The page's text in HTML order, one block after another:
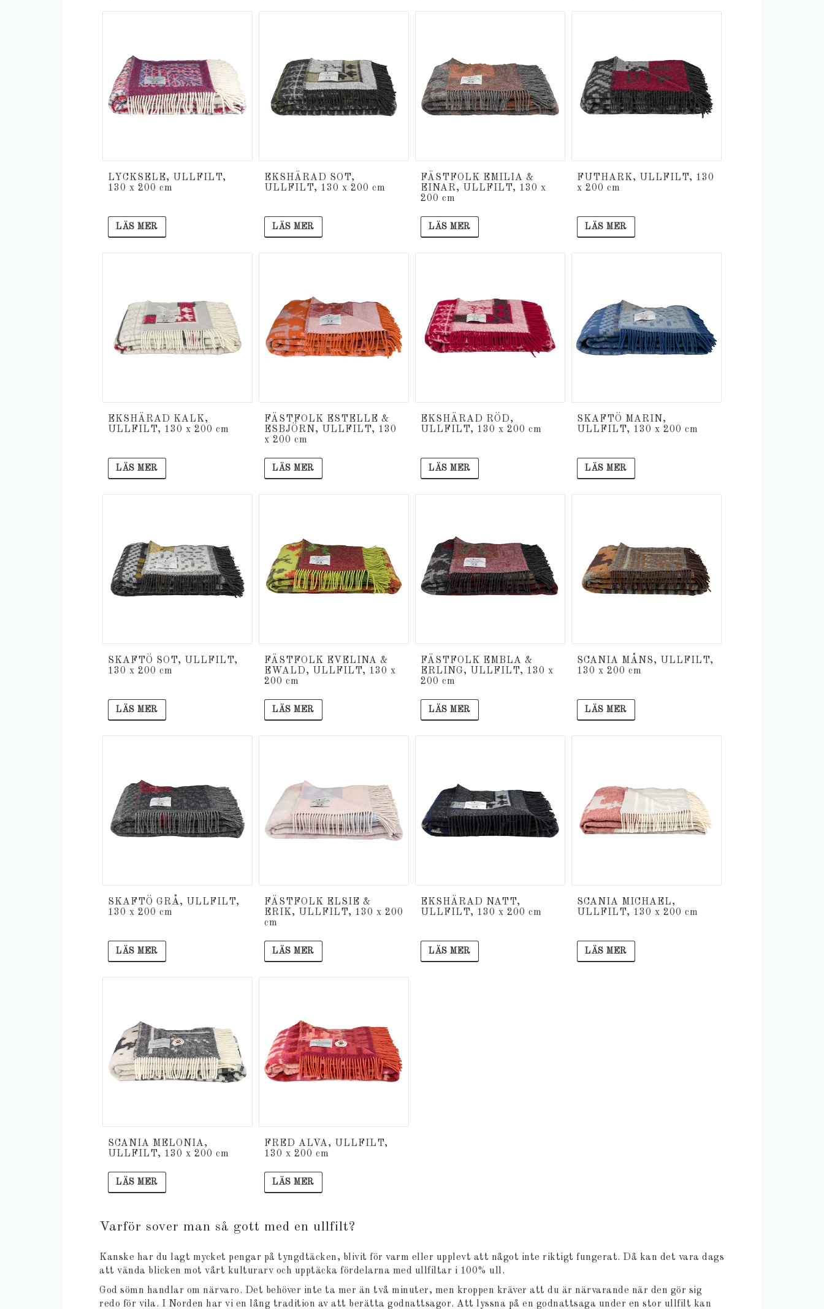
LYCKSELE, ULLFILT,
130 x 200 cm
LÄS MER
EKSHÄRAD SOT,
ULLFILT, 130 x 200 cm
LÄS MER
FÄSTFOLK EMILIA &
EINAR, ULLFILT, 130 x
200 cm
LÄS MER
FUTHARK, ULLFILT, 130
x 200 cm
LÄS MER
EKSHÄRAD KALK,
ULLFILT, 130 x 200 cm
LÄS MER
FÄSTFOLK ESTELLE &
ESBJÖRN, ULLFILT, 130
x 200 cm
LÄS MER
EKSHÄRAD RÖD,
ULLFILT, 130 x 200 cm
LÄS MER
SKAFTÖ MARIN,
ULLFILT, 130 x 200 cm
LÄS MER
SKAFTÖ SOT, ULLFILT,
130 x 200 cm
LÄS MER
FÄSTFOLK EVELINA &
EWALD, ULLFILT, 130 x
200 cm
LÄS MER
FÄSTFOLK EMBLA &
ERLING, ULLFILT, 130 x
200 cm
LÄS MER
SCANIA MÅNS, ULLFILT,
130 x 200 cm
LÄS MER
SKAFTÖ GRÅ, ULLFILT,
130 x 200 cm
LÄS MER
FÄSTFOLK ELSIE &
ERIK, ULLFILT, 130 x 200
cm
LÄS MER
EKSHÄRAD NATT,
ULLFILT, 130 x 200 cm
LÄS MER
SCANIA MICHAEL,
ULLFILT, 130 x 200 cm
LÄS MER
SCANIA MELONIA,
ULLFILT, 130 x 200 cm
LÄS MER
FRED ALVA, ULLFILT,
130 x 200 cm
LÄS MER
Varför sover man så gott med en ullfilt?
Kanske har du lagt mycket pengar på tyngdtäcken, blivit för varm eller upplevt att något inte riktigt fungerat. Då kan det vara dags
att vända blicken mot vårt kulturarv och upptäcka fördelarna med ullfiltar i 100% ull.
God sömn handlar om närvaro. Det behöver inte ta mer än två minuter, men kroppen kräver att du är närvarande när den gör sig
redo för vila. I Norden har vi en lång tradition av att berätta godnattsagor. Att lyssna på en godnattsaga under en stor ullfilt kan